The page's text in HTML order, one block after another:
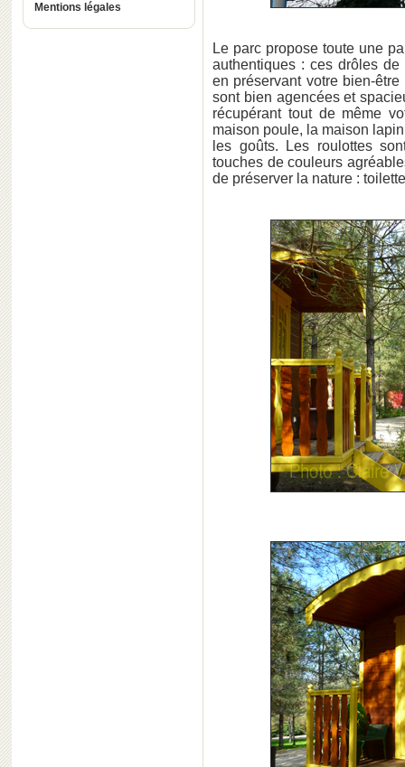
Mentions légales
Le parc propose toute une
authentiques : ces drôles
en préservant votre bien-
sont bien agencées et
récupérant tout de même
maison poule, la maison
les goûts. Les roulottes
touches de couleurs
de préserver la nature :